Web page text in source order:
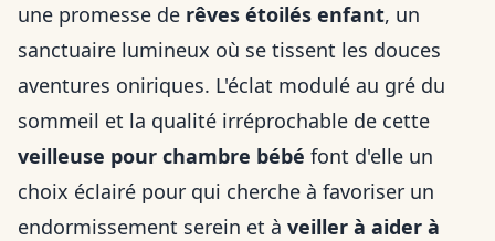
une promesse de rêves étoilés enfant, un
sanctuaire lumineux où se tissent les douces
aventures oniriques. L'éclat modulé au gré du
sommeil et la qualité irréprochable de cette
veilleuse pour chambre bébé font d'elle un
choix éclairé pour qui cherche à favoriser un
endormissement serein et à veiller à aider à